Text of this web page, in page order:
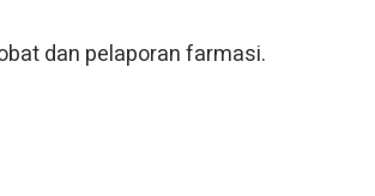
dan pelaporan farmasi.